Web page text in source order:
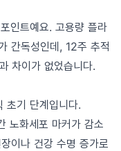
인트예요. 고용량 플라
간독성인데, 12주 추적
차이가 없었습니다.
초기 단계입니다.
화세포 마커가 감소
이나 건강 수명 증가로